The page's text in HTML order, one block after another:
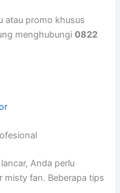
atau promo khusus
menghubungi0822
Anda perlu
misty fan. Beberapa tips